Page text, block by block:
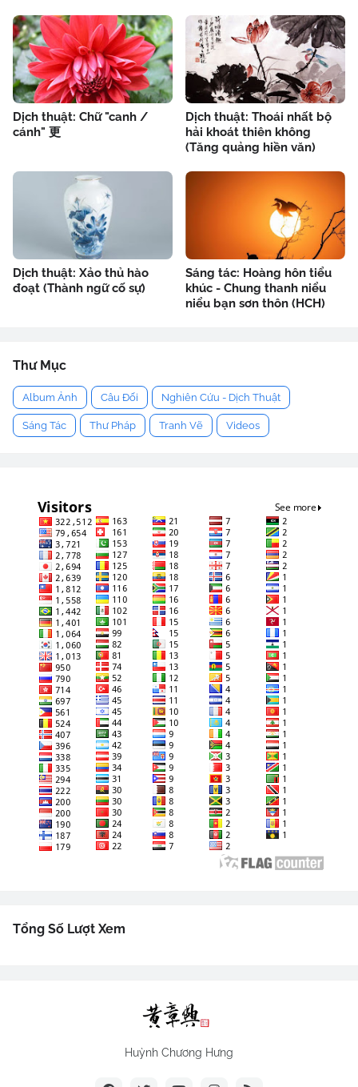
Dịch thuật: Chữ "canh /
cánh" 更
Dịch thuật: Thoái nhất bộ
hải khoát thiên không
(Tăng quảng hiền văn)
Dịch thuật: Xảo thủ hào
đoạt (Thành ngữ cố sự)
Sáng tác: Hoàng hôn tiểu
khúc - Chung thanh niểu
niểu bạn sơn thôn (HCH)
Thư Mục
Album Ảnh Câu Đối Nghiên Cứu - Dịch Thuật
Sáng Tác Thư Pháp Tranh Vẽ Videos
Tổng Số Lượt Xem
Huỳnh Chương Hưng